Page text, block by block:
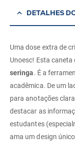
DETALHES
Uma dose extra de
Unoesc! Esta
seringa. É a
acadêmica. De um
para anotações
destacar as
estudantes
ama um design